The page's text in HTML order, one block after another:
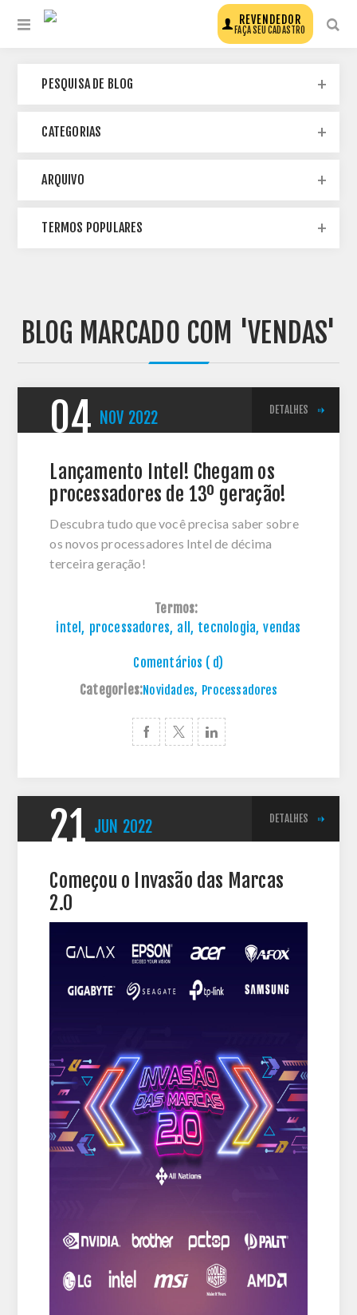
REVENDEDOR
FAÇA SEU CADASTRO
BLOG MARCADO COM 'VENDAS'
04 NOV 2022 DETALHES
Lançamento Intel! Chegam os
processadores de 13º geração!
Descubra tudo que você precisa saber sobre
os novos processadores Intel de décima
terceira geração!
Termos:
intel , processadores, all , tecnologia, vendas
Comentários ( d)
Categories:Novidades, Processadores
21 JUN 2022 DETALHES
Começou o Invasão das Marcas
2.0
PESQUISA DE BLOG
CATEGORIAS
ARQUIVO
TERMOS POPULARES